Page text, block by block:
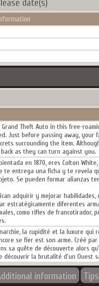
date(s)
Grand Theft Auto in this free-
Just before passing away,
surrounding the item.
as they can turn against you.
en 1870, eres Colton
te entrega una ficha y te revela
Se pueden formar alianzas
adquirir y mejorar habilidades,
estratégicamente diferentes
como rifles de francotirador,
la cupidité et la luxure qui
se fier est son arme. Créé
sa quête de découverte alors
découvrir la brutalité d'un Ouest
information Tips